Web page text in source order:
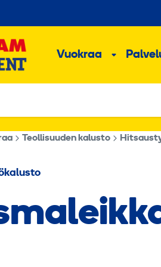
Vuokraa
Teollisuuden kalusto